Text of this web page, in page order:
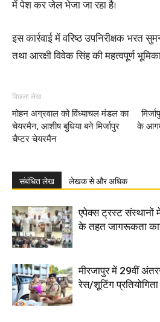
में पेश कर जेल भेजा जा रहा है।
इस कार्रवाई में वरिष्ठ उपनिरीक्षक भरत
तथा आरक्षी विवेक सिंह की महत्वपूर्ण भूमिका
पिछला लेख
मोहन अग्रवाल को विंध्याचल मंडल का
चेयरमैन, आशीष बुधिया बने मिर्जापुर
चैप्टर चेयरमैन
के
संबंधित लेख लेखक से और अधिक
एपेक्स ट्रस्ट संस्थानों
के तहत जागरूकता
मीरजापुर में 29वीं
रेस/शूटिंग